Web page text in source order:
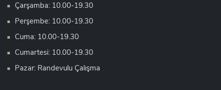
Çarşamba: 10.00-19.30
Perşembe: 10.00-19.30
Cuma: 10.00-19.30
Cumartesi: 10.00-19.30
Pazar: Randevulu Çalışma